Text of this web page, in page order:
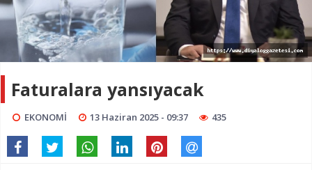
Faturalara yansıyacak
EKONOMİ 13 Haziran 2025 - 09:37 435